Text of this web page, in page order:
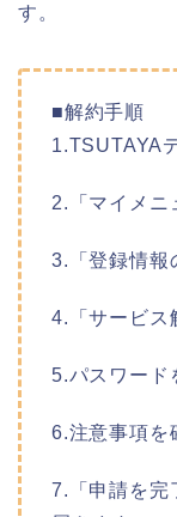
す。
■解約手順
1.TSUTAYA
2.「マイメニ
3.「登録情報
4.「サービス
5.パスワード
6.注意事項を
7.「申請を完